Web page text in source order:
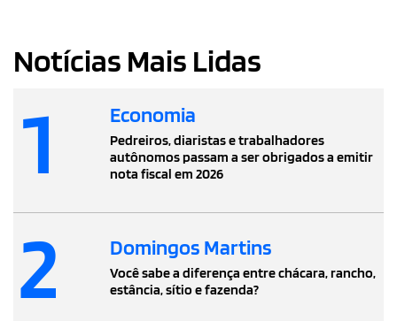
Notícias Mais Lidas
1 Economia
Pedreiros, diaristas e trabalhadores
autônomos passam a ser obrigados a emitir
nota fiscal em 2026
2 Domingos Martins
Você sabe a diferença entre chácara, rancho,
estância, sítio e fazenda?